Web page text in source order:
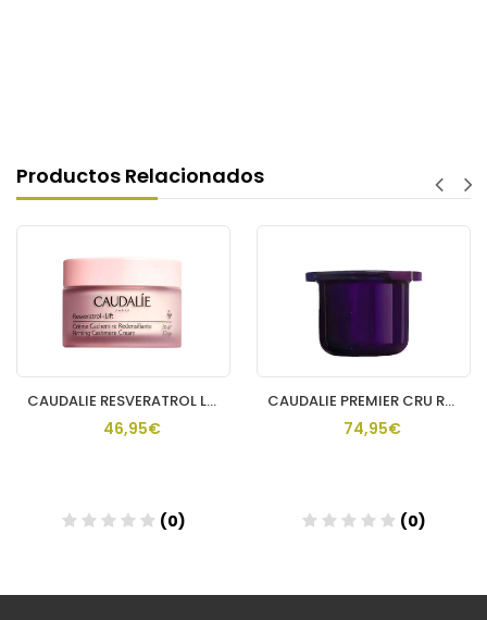
Productos Relacionados
CAUDALIE RESVERATROL LIFT CREMA DE DIA CACHEMIRE
46,95€
(0)
CAUDALIE PREMIER CRU RECARGA CREMA RICA
74,95€
(0)